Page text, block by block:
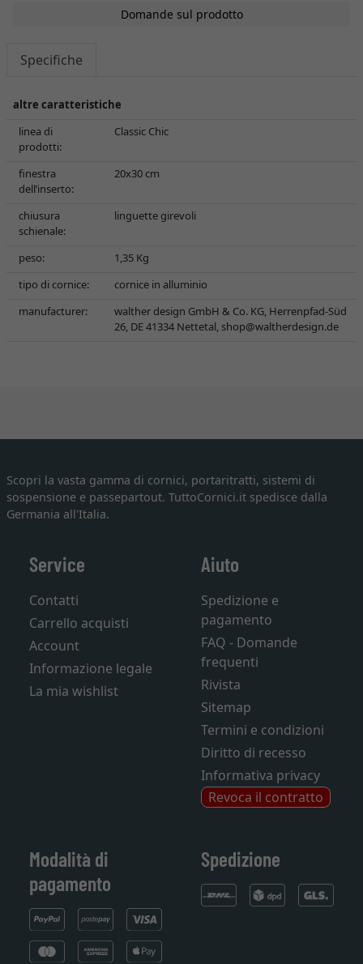
Domande sul prodotto
Specifiche
altre caratteristiche
linea di
prodotti:
Classic Chic
finestra
dell’inserto:
20x30 cm
chiusura
schienale:
linguette girevoli
peso:
1,35 Kg
tipo di cornice:
cornice in alluminio
manufacturer:
walther design GmbH & Co. KG, Herrenpfad-Süd
26, DE 41334 Nettetal,shop@waltherdesign.de
Scopri la vasta gamma di cornici, portaritratti, sistemi di
sospensione e passepartout. TuttoCornici.it spedisce dalla
Germania all'Italia.
Service
Contatti
Carrello acquisti
Account
Informazione legale
La mia wishlist
Aiuto
Spedizione e
pagamento
FAQ - Domande
frequenti
Rivista
Sitemap
Termini e condizioni
Diritto di recesso
Informativa privacy
Revoca il contratto
Modalità di
pagamento
Spedizione